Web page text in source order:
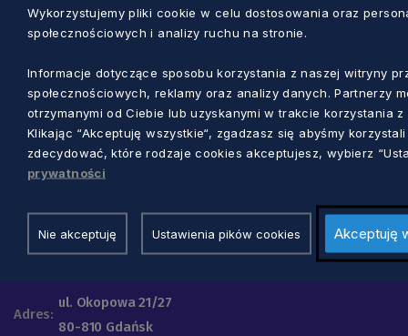
Urząd Marszałkowski
Województwa Pomorskiego
E-mail: info@pomorskie.eu
Adres:
ul. Okopowa 21/27
80-810 Gdańsk
Wykorzystujemy pliki cookie w celu dostosowania oraz
społecznościowych i analizy ruchu na stronie.
Informacje dotyczące sposobu korzystania z naszej witryny
społecznościowych, reklamy oraz analizy danych. Partnerzy
otrzymanymi od Ciebie lub uzyskanymi w trakcie korzystania z
Klikając “Akceptuję wszystkie“, zgadzasz się abyśmy
zdecydować, które rodzaje cookies akceptujesz, wybierz
prywatności
Nie akceptuję Ustawienia pików cookies Akceptuję